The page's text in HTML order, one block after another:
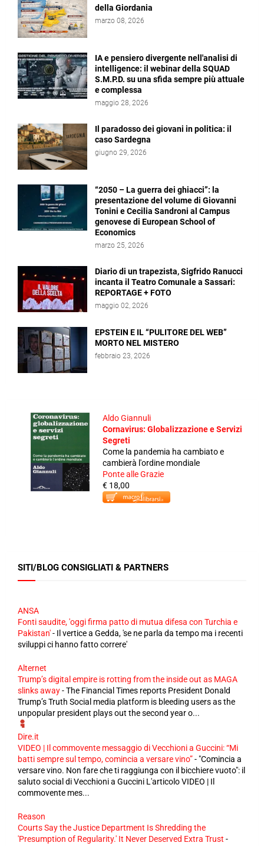
della Giordania
marzo 08, 2026
IA e pensiero divergente nell'analisi di
intelligence: il webinar della SQUAD
S.M.P.D. su una sfida sempre più attuale
e complessa
maggio 28, 2026
Il paradosso dei giovani in politica: il
caso Sardegna
giugno 29, 2026
“2050 – La guerra dei ghiacci”: la
presentazione del volume di Giovanni
Tonini e Cecilia Sandroni al Campus
genovese di European School of
Economics
marzo 25, 2026
Diario di un trapezista, Sigfrido Ranucci
incanta il Teatro Comunale a Sassari:
REPORTAGE + FOTO
maggio 02, 2026
EPSTEIN E IL “PULITORE DEL WEB”
MORTO NEL MISTERO
febbraio 23, 2026
Aldo Giannuli
Cornavirus: Globalizzazione e Servizi
Segreti
Come la pandemia ha cambiato e
cambierà l'ordine mondiale
Ponte alle Grazie
€ 18,00
SITI/BLOG CONSIGLIATI & PARTNERS
ANSA
Fonti saudite, 'oggi firma patto di mutua difesa con Turchia e
Pakistan'- Il vertice a Gedda, 'se ne parla da tempo ma i recenti
sviluppi ci hanno fatto correre'
Alternet
Trump’s digital empire is rotting from the inside out as MAGA
slinks away-The Financial Times reports President Donald
Trump’s Truth Social media platform is bleeding users as the
unpopular president plays out the second year o...
Dire.it
VIDEO | Il commovente messaggio di Vecchioni a Guccini: “Mi
batti sempre sul tempo, comincia a versare vino”- "Comincia a
versare vino. Non fare che ti raggiunga con il bicchiere vuoto": il
saluto social di Vecchioni a Guccini L'articolo VIDEO | Il
commovente mes...
Reason
Courts Say the Justice Department Is Shredding the
'Presumption of Regularity.' It Never Deserved Extra Trust -